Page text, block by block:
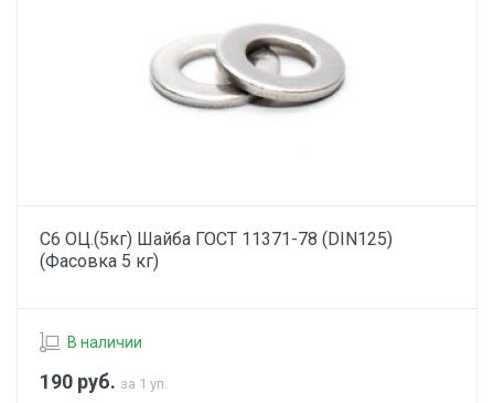
С6 ОЦ.(5кг) Шайба ГОСТ 11371-78 (DIN125)
(Фасовка 5 кг)
В наличии
190 руб. за 1 уп.